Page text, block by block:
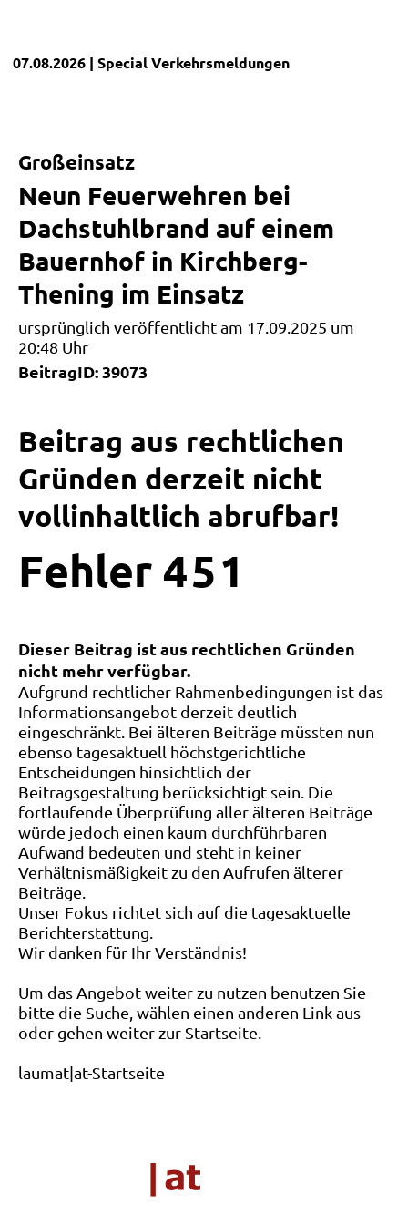
07.08.2026 | SpecialVerkehrsmeldungen
Großeinsatz
Neun Feuerwehren bei
Dachstuhlbrand auf einem
Bauernhof in Kirchberg-
Thening im Einsatz
ursprünglich veröffentlicht am 17.09.2025 um
20:48 Uhr
BeitragID: 39073
Beitrag aus rechtlichen
Gründen derzeit nicht
vollinhaltlich abrufbar!
Fehler 4 5 1
Dieser Beitrag ist aus rechtlichen Gründen
nicht mehr verfügbar.
Aufgrund rechtlicher Rahmenbedingungen ist das
Informationsangebot derzeit deutlich
eingeschränkt. Bei älteren Beiträge müssten nun
ebenso tagesaktuell höchstgerichtliche
Entscheidungen hinsichtlich der
Beitragsgestaltung berücksichtigt sein. Die
fortlaufende Überprüfung aller älteren Beiträge
würde jedoch einen kaum durchführbaren
Aufwand bedeuten und steht in keiner
Verhältnismäßigkeit zu den Aufrufen älterer
Beiträge.
Unser Fokus richtet sich auf die tagesaktuelle
Berichterstattung.
Wir danken für Ihr Verständnis!
Um das Angebot weiter zu nutzen benutzen Sie
bitte die Suche, wählen einen anderen Link aus
oder gehen weiter zur Startseite.
laumat|at-Startseite